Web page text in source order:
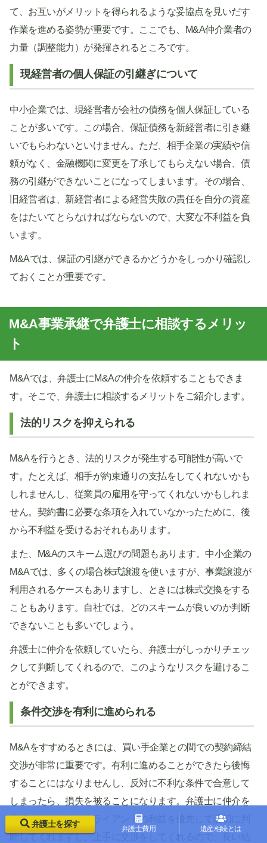
て、お互いがメリットを得られるような妥協点を見いだす
作業を進める姿勢が重要です。ここでも、M&A仲介業者の
力量（調整能力）が発揮されるところです。
現経営者の個人保証の引継ぎについて
中小企業では、現経営者が会社の債務を個人保証している
ことが多いです。この場合、保証債務を新経営者に引き継
いでもらわないといけません。ただ、相手企業の実績や信
頼がなく、金融機関に変更を了承してもらえない場合、債
務の引継ができないことになってしまいます。その場合、
旧経営者は、新経営者による経営失敗の責任を自分の資産
をはたいてとらなければならないので、大変な不利益を負
います。
M&Aでは、保証の引継ができるかどうかをしっかり確認し
ておくことが重要です。
M&A事業承継で弁護士に相談するメリッ
ト
M&Aでは、弁護士にM&Aの仲介を依頼することもできま
す。そこで、弁護士に相談するメリットをご紹介します。
法的リスクを抑えられる
M&Aを行うとき、法的リスクが発生する可能性が高いで
す。たとえば、相手が約束通りの支払をしてくれないかも
しれませんし、従業員の雇用を守ってくれないかもしれま
せん。契約書に必要な条項を入れていなかったために、後
から不利益を受けるおそれもあります。
また、M&Aのスキーム選びの問題もあります。中小企業の
M&Aでは、多くの場合株式譲渡を使いますが、事業譲渡が
利用されるケースもありますし、ときには株式交換をする
こともあります。自社では、どのスキームが良いのか判断
できないことも多いでしょう。
弁護士に仲介を依頼していたら、弁護士がしっかりチェッ
クして判断してくれるので、このようなリスクを避けるこ
とができます。
条件交渉を有利に進められる
M&Aをすすめるときには、買い手企業との間での契約締結
交渉が非常に重要です。有利に進めることができたら後悔
することにはなりませんし、反対に不利な条件で合意して
しまったら、損失を被ることになります。弁護士に仲介を
依頼していたら、クライアントの利益を優先して適切に判
断してくれますし、上手に交渉をしてくれるので、良い結
弁護士を探す 弁護士費用 遺産相続とは